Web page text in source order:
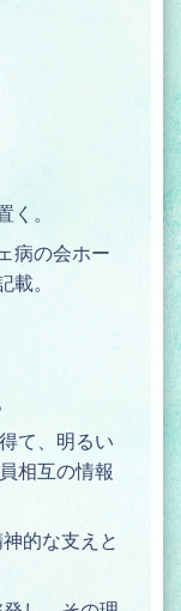
。
病の会ホー
。
て、明るい
相互の情報
的な支えと